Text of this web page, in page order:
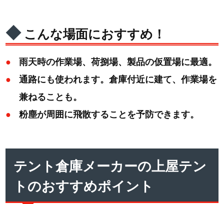
こんな場面におすすめ！
雨天時の作業場、荷捌場、製品の仮置場に最適。
通路にも使われます。倉庫付近に建て、作業場を
兼ねることも。
粉塵が周囲に飛散することを予防できます。
テント倉庫メーカーの上屋テン
トのおすすめポイント